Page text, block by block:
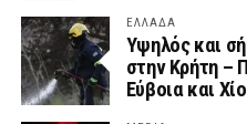
ΕΛΛΑΔΑ
Υψηλός και
στην Κρήτη –
Εύβοια και Χίο